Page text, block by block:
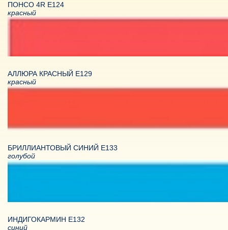
ПОНСО 4R Е124
красный
АЛЛЮРА КРАСНЫЙ Е129
красный
БРИЛЛИАНТОВЫЙ СИНИЙ Е133
голубой
ИНДИГОКАРМИН Е132
синий